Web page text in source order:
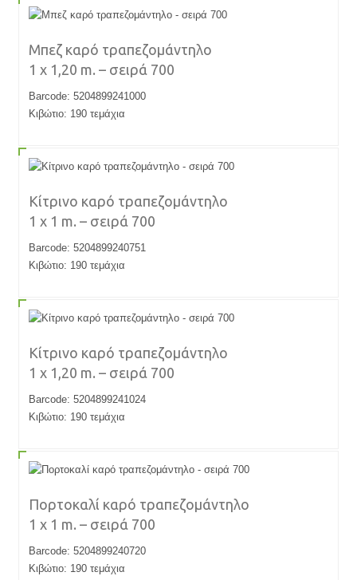
Μπεζ καρό τραπεζομάντηλο
1 x 1,20 m. – σειρά 700
Barcode: 5204899241000
Κιβώτιο: 190 τεμάχια
Κίτρινο καρό τραπεζομάντηλο
1 x 1 m. – σειρά 700
Barcode: 5204899240751
Κιβώτιο: 190 τεμάχια
Κίτρινο καρό τραπεζομάντηλο
1 x 1,20 m. – σειρά 700
Barcode: 5204899241024
Κιβώτιο: 190 τεμάχια
Πορτοκαλί καρό τραπεζομάντηλο
1 x 1 m. – σειρά 700
Barcode: 5204899240720
Κιβώτιο: 190 τεμάχια